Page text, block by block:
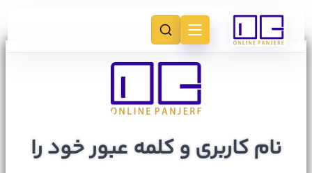
نام کاربری و کلمه عبور خود را